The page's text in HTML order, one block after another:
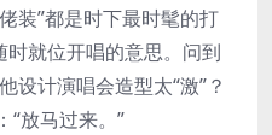
装”都是时下最时髦的打
时就位开唱的意思。问到
设计演唱会造型太“激”？
“放马过来。”